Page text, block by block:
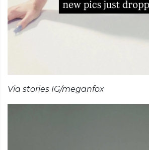
Via stories IG/meganfox